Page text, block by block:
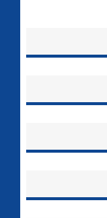
לכל מוצרי היצרן